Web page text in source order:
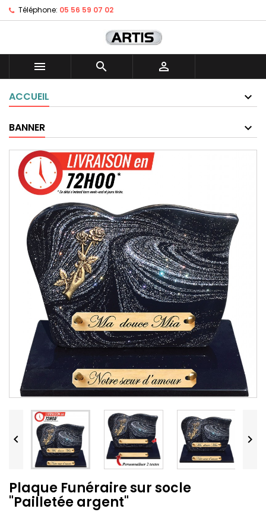
Téléphone: 05 56 59 07 02
  
ACCUEIL
BANNER
 
Plaque Funéraire sur socle
"Pailletée argent"